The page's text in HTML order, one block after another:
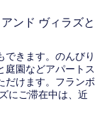
ンド ヴィラズと
できます。のんびり
庭園などアパートス
だけます。フランボ
にご滞在中は、近